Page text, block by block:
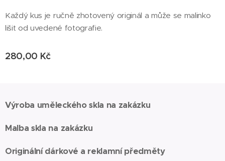
Každý kus je ručně zhotovený originál a může se malinko
lišit od uvedené fotografie.
280,00 Kč
Výroba uměleckého skla na zakázku
Malba skla na zakázku
Originální dárkové a reklamní předměty